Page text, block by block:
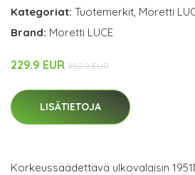
Kategoriat: Tuotemerkit, Moretti
Brand: Moretti LUCE
229.9 EUR 252.9 EUR
LISÄTIETOJA
Korkeussäädettävä ulkovalaisin